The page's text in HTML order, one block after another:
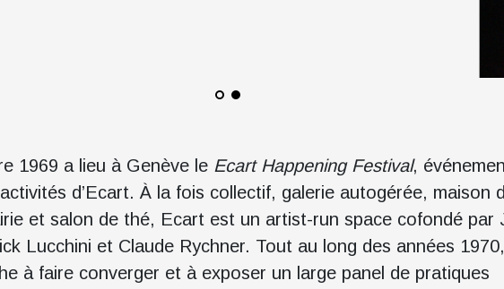
1969 a lieu à Genève le Ecart Happening Festival,
d’Ecart. À la fois collectif, galerie autogérée, maison
et salon de thé, Ecart est un artist-run space cofondé par
Lucchini et Claude Rychner. Tout au long des années
à faire converger et à exposer un large panel de pratiques